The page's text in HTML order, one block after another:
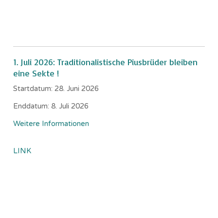
1. Juli 2026: Traditionalistische Piusbrüder bleiben
eine Sekte !
Startdatum: 28. Juni 2026
Enddatum: 8. Juli 2026
Weitere Informationen
LINK